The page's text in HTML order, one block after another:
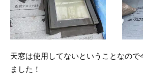
天窓は使用してないということなので
ました！